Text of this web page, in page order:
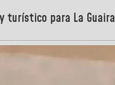
turístico para La Guaira